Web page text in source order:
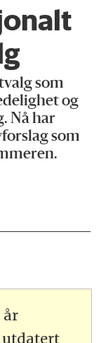
som
og
Nå har
som
år